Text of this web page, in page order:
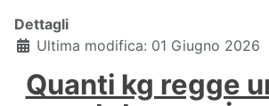
Dettagli
Ultima modifica: 01 Giugno 2026
Quanti kg regge